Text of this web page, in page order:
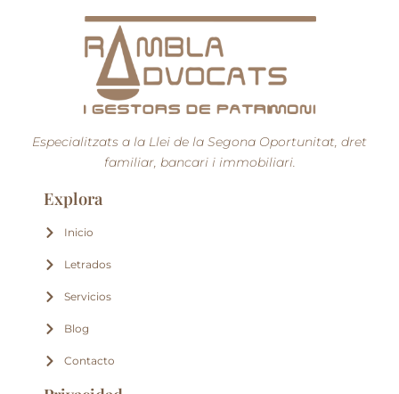
Especialitzats a la Llei de la Segona Oportunitat, dret
familiar, bancari i immobiliari.
Explora
Inicio
Letrados
Servicios
Blog
Contacto